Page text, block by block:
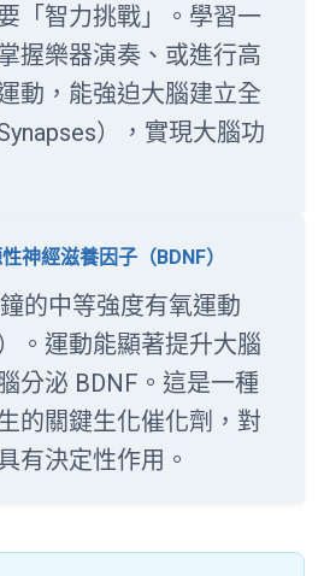
「智力挑戰」。學習一
握樂器演奏、或進行高
動，能強迫大腦建立全
），實現大腦功
神經滋養因子（BDNF）
的中等強度有氧運動
。運動能顯著提升大腦
分泌 BDNF。這是一種
的關鍵生化催化劑，對
有決定性作用。